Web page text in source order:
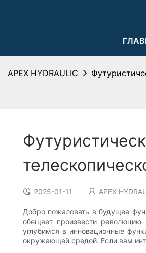
APEX HYDRAULIC
2025-01-11 APEX
Добро пожаловать в будущее
обещает произвести
углубимся в инновационные
окружающей средой. Если вам